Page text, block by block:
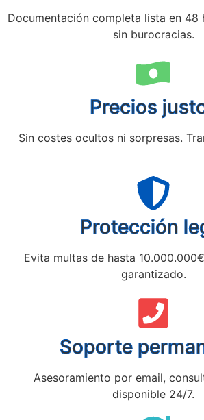
Documentación completa lista en 48
sin burocracias.
Precios
Sin costes ocultos ni sorpresas.
Protección
Evita multas de hasta
garantizado.
Soporte
Asesoramiento por email,
disponible 24/7.